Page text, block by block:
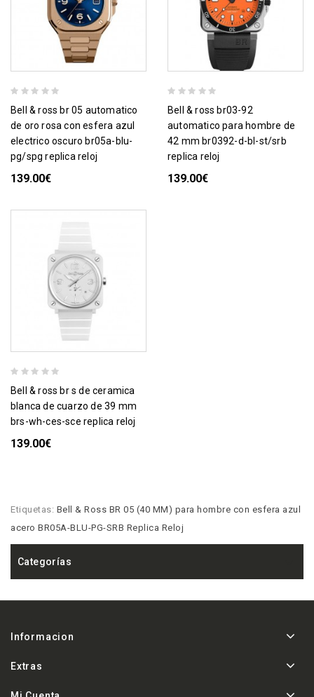
bell & ross br 05 automatico
de oro rosa con esfera azul
electrico oscuro br05a-blu-
pg/spg replica reloj
139.00€
bell & ross br03-92
automatico para hombre de
42 mm br0392-d-bl-st/srb
replica reloj
139.00€
bell & ross br s de ceramica
blanca de cuarzo de 39 mm
brs-wh-ces-sce replica reloj
139.00€
Etiquetas: Bell & Ross BR 05 (40 MM) para hombre con esfera azul
acero BR05A-BLU-PG-SRB Replica Reloj
Categorías
Informacion
Extras